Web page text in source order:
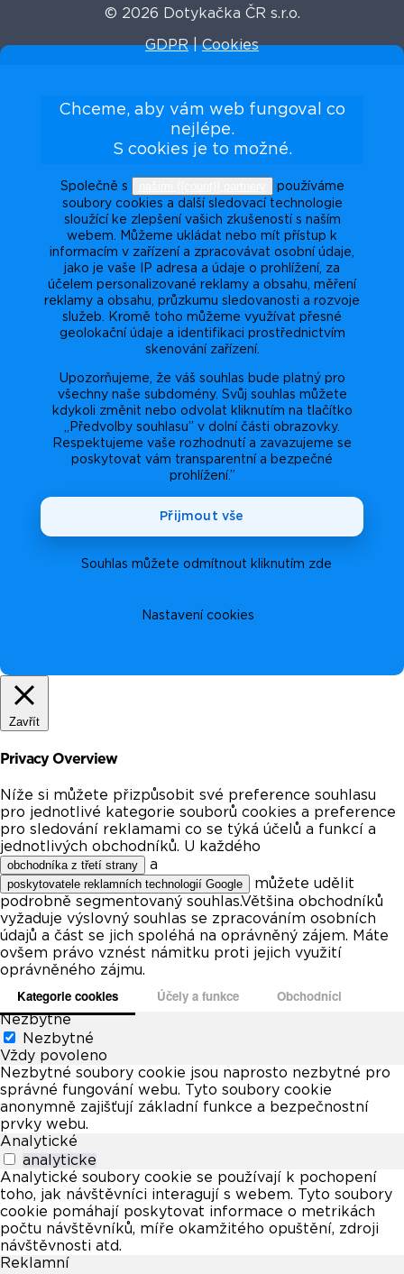
© 2026 Dotykačka ČR s.r.o.
GDPR|Cookies
Chceme, aby vám web fungoval co
nejlépe.
S cookies je to možné.
Společně s
používáme
soubory cookies a další sledovací technologie
sloužící ke zlepšení vašich zkušeností s naším
webem. Můžeme ukládat nebo mít přístup k
informacím v zařízení a zpracovávat osobní údaje,
jako je vaše IP adresa a údaje o prohlížení, za
účelem personalizované reklamy a obsahu, měření
reklamy a obsahu, průzkumu sledovanosti a rozvoje
služeb. Kromě toho můžeme využívat přesné
geolokační údaje a identifikaci prostřednictvím
skenování zařízení.
Upozorňujeme, že váš souhlas bude platný pro
všechny naše subdomény. Svůj souhlas můžete
kdykoli změnit nebo odvolat kliknutím na tlačítko
„Předvolby souhlasu” v dolní části obrazovky.
Respektujeme vaše rozhodnutí a zavazujeme se
poskytovat vám transparentní a bezpečné
prohlížení.”
Nastavení cookies
Souhlas můžete odmítnout kliknutím zde
Přijmout vše
Zavřít
Privacy Overview
Níže si můžete přizpůsobit své preference souhlasu
pro jednotlivé kategorie souborů cookies a preference
pro sledování reklamami co se týká účelů a funkcí a
jednotlivých obchodníků. U každého
obchodníka z třetí strany a
poskytovatele reklamních technologií Google
můžete udělit
podrobně segmentovaný souhlas.Většina obchodníků
vyžaduje výslovný souhlas se zpracováním osobních
údajů a část se jich spoléhá na oprávněný zájem. Máte
ovšem právo vznést námitku proti jejich využití
oprávněného zájmu.
Kategorie cookies Účely a funkce Obchodníci
Nezbytné
Nezbytné
Vždy povoleno
Nezbytné soubory cookie jsou naprosto nezbytné pro
správné fungování webu. Tyto soubory cookie
anonymně zajišťují základní funkce a bezpečnostní
prvky webu.
Analytické
analyticke
Analytické soubory cookie se používají k pochopení
toho, jak návštěvníci interagují s webem. Tyto soubory
cookie pomáhají poskytovat informace o metrikách
počtu návštěvníků, míře okamžitého opuštění, zdroji
návštěvnosti atd.
Reklamní